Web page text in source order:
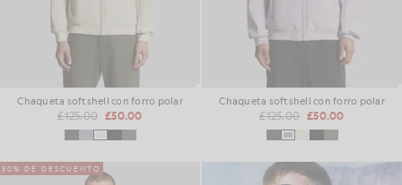
Chaqueta softshell con forro polar
£125.00 £50.00
Chaqueta softshell con forro polar
£125.00 £50.00
50% DE DESCUENTO